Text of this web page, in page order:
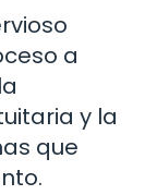
a
y la
que